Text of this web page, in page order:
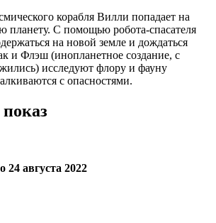
корабля Вилли попадает на
планету. С помощью робота-спасателя
на новой земле и дождаться
и Флэш (инопланетное создание, с
исследуют флору и фауну
с опасностями.
24 августа 2022